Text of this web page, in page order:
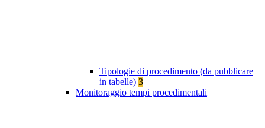
Tipologie di procedimento (da pubblicare
in tabelle) 3
Monitoraggio tempi procedimentali